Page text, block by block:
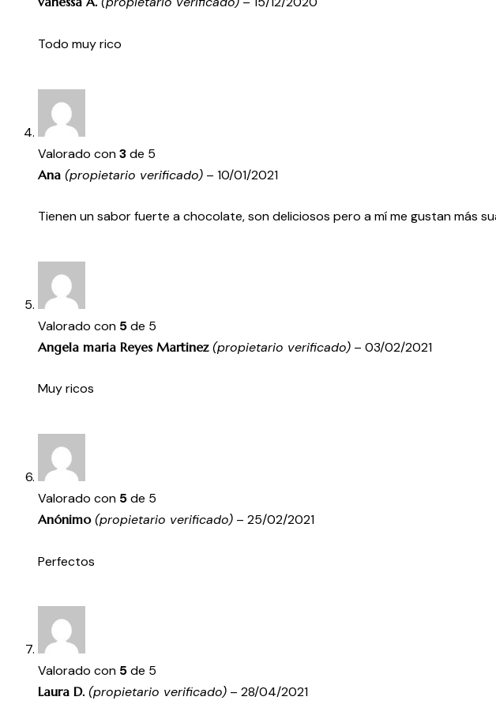
Todo muy rico
Valorado con3de 5
Ana (propietario verificado) – 10/01/2021
Tienen un sabor fuerte a chocolate, son deliciosos pero a mí me gustan más
Valorado con 5de 5
Angela maria Reyes Martinez (propietario verificado) – 03/02/2021
Muy ricos
Valorado con 5de 5
Anónimo (propietario verificado) – 25/02/2021
Perfectos
Valorado con 5de 5
Laura D. (propietario verificado) – 28/04/2021